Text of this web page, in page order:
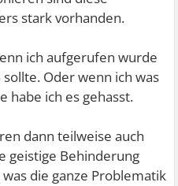
stark vorhanden.
ich aufgerufen wurde
Oder wenn ich was
habe ich es gehasst.
dann teilweise auch
geistige Behinderung
die ganze Problematik